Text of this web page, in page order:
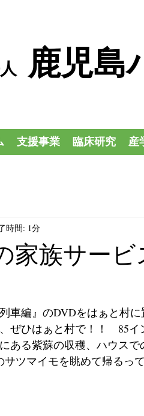
支援事業 臨床研究 産
鹿児島
家族サー
時間: 1分
車編』のDVDをはぁと村
ぜひはぁと村で！！　85
ある紫蘇の収穫、ハウス
ツマイモを眺めて帰るっ